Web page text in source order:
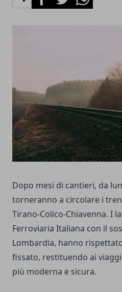
Dopo mesi di cantieri, da
torneranno a circolare i
Tirano-Colico-Chiavenna. I
Ferroviaria Italiana con il
Lombardia, hanno
fissato, restituendo ai
più moderna e sicura.